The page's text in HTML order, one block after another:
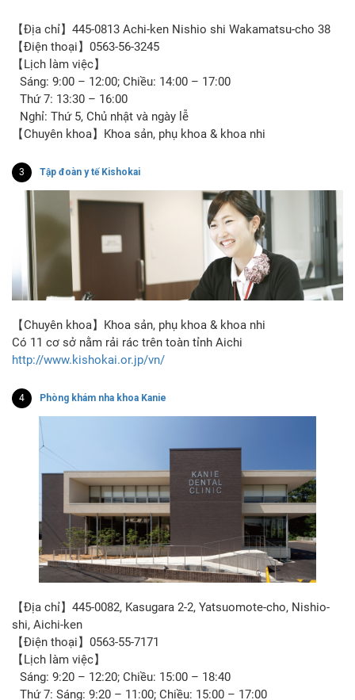
【Địa chỉ】445-0813 Achi-ken Nishio shi Wakamatsu-cho 38
【Điện thoại】0563-56-3245
【Lịch làm việc】
Sáng: 9:00 – 12:00; Chiều: 14:00 – 17:00
Thứ 7: 13:30 – 16:00
Nghỉ: Thứ 5, Chủ nhật và ngày lễ
【Chuyên khoa】Khoa sản, phụ khoa & khoa nhi
3 Tập đoàn y tế Kishokai
【Chuyên khoa】Khoa sản, phụ khoa & khoa nhi
Có 11 cơ sở nằm rải rác trên toàn tỉnh Aichi
http://www.kishokai.or.jp/vn/
4 Phòng khám nha khoa Kanie
【Địa chỉ】445-0082, Kasugara 2-2, Yatsuomote-cho, Nishio-
shi, Aichi-ken
【Điện thoại】0563-55-7171
【Lịch làm việc】
Sáng: 9:20 – 12:20; Chiều: 15:00 – 18:40
Thứ 7: Sáng: 9:20 – 11:00; Chiều: 15:00 – 17:00